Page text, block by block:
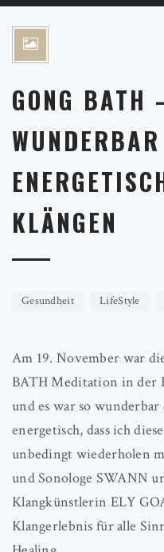
GONG BATH
WUNDERBAR
KLÄNGEN
Gesundheit LifeStyle
Am 19. November war
BATH Meditation in der
und es war so
energetisch, dass ich
unbedingt wiederholen
und Sonologe SWANN
Klangkünstlerin ELY
Klangerlebnis für alle